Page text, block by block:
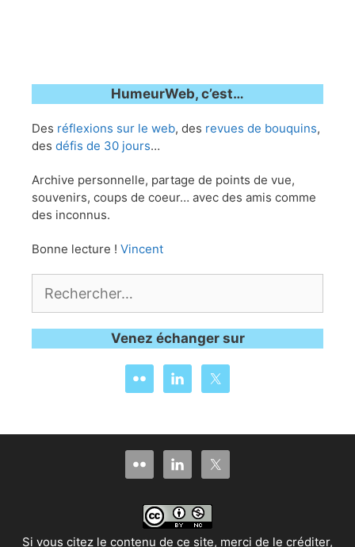
HumeurWeb, c’est…
Des réflexions sur le web, des revues de bouquins,
des défis de 30 jours…
Archive personnelle, partage de points de vue,
souvenirs, coups de coeur… avec des amis comme
des inconnus.
Bonne lecture ! Vincent
Venez échanger sur
Si vous citez le contenu de ce site, merci de le créditer,